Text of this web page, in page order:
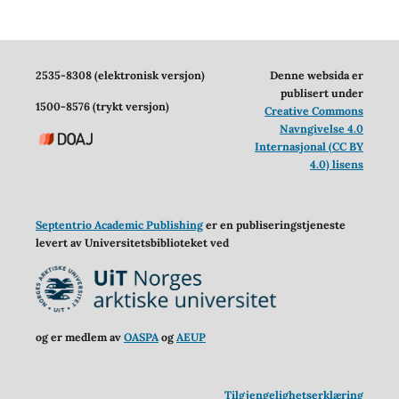
2535-8308 (elektronisk versjon)
1500-8576 (trykt versjon)
Septentrio Academic Publishinger en publiseringstjeneste
levert av Universitetsbiblioteket ved
og er medlem av OASPAogAEUP
Denne websida er
publisert under
Creative Commons
Navngivelse 4.0
Internasjonal (CC BY
4.0) lisens
Tilgjengelighetserklæring